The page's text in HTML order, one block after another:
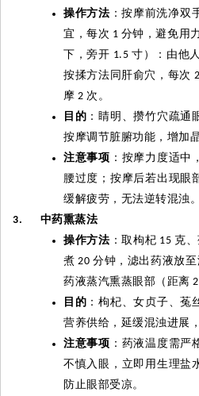
操作方法 ：按摩前洗净双
宜，每次 1 分钟，避免用
下，旁开 1.5 寸）：由他
按揉方法同肝俞穴，每次 2
摩 2 次。
目的 ：睛明、攒竹穴疏
按摩调节脏腑功能，增加
注意事项 ：按摩力度适
腰过度；按摩后若出现眼
缓解疲劳，无法逆转混浊。
3.
中药熏蒸法
操作方法 ：取枸杞 15 克
煮 20 分钟，滤出药液放至
药液蒸汽熏蒸眼部（距离
目的 ：枸杞、女贞子、
营养供给，延缓混浊进展
注意事项 ：药液温度需
不慎入眼，立即用生理盐
防止眼部受凉。